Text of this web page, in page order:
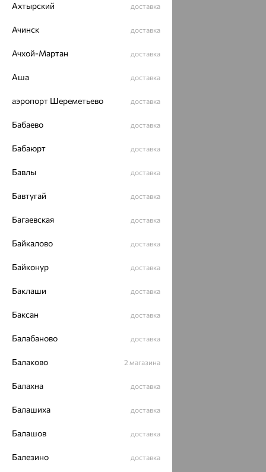
Ахтырский доставка
Ачинск доставка
Ачхой-Мартан доставка
Аша доставка
аэропорт Шереметьево доставка
Бабаево доставка
Бабаюрт доставка
Бавлы доставка
Бавтугай доставка
Багаевская доставка
Байкалово доставка
Байконур доставка
Баклаши доставка
Баксан доставка
Балабаново доставка
Балаково 2 магазина
Балахна доставка
Балашиха доставка
Балашов доставка
Балезино доставка